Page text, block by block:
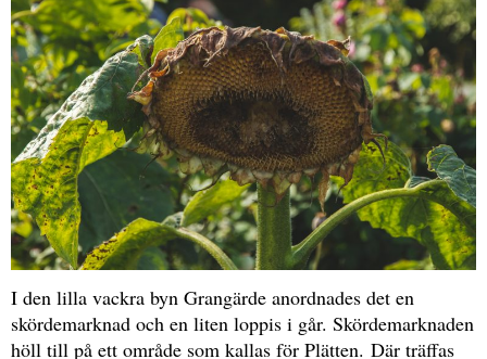
I den lilla vackra byn Grangärde anordnades det en
skördemarknad och en liten loppis i går. Skördemarknaden
höll till på ett område som kallas för Plätten. Där träffas